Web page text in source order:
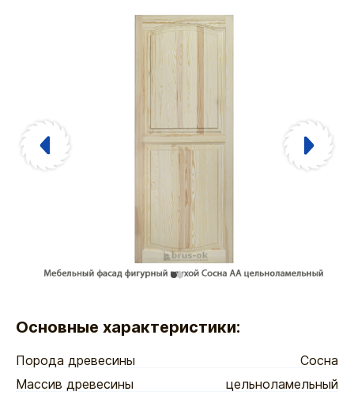
Основные характеристики:
Порода древесины
Сосна
Массив древесины
цельноламельный